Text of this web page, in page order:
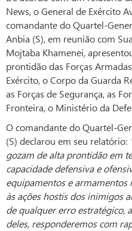
News, o General de Exército
comandante do Quartel-
Anbia (S), em reunião com
Mojtaba Khamenei,
prontidão das Forças
Exército, o Corpo da Guarda
as Forças de Segurança, as
Fronteira, o Ministério da
O comandante do Quartel-
(S) declarou em seu relatório:
gozam de alta prontidão em
capacidade defensiva e
equipamentos e armamentos
às ações hostis dos inimigos
de qualquer erro estratégico,
deles, responderemos com